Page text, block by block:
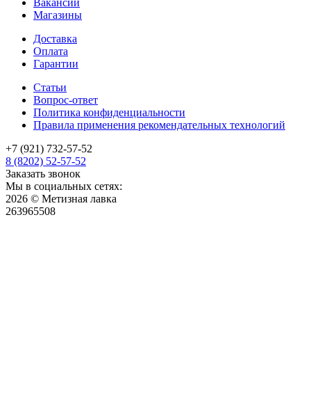
Вакансии
Магазины
Доставка
Оплата
Гарантии
Статьи
Вопрос-ответ
Политика конфиденциальности
Правила применения рекомендательных технологий
+7 (921) 732-57-52
8 (8202) 52-57-52
Заказать звонок
Мы в социальных сетях:
2026 © Метизная лавка
263965508